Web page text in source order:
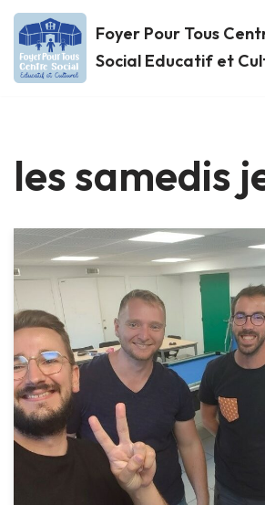
Aller
au
Foyer Pour Tous
Social Educatif et
les samedis